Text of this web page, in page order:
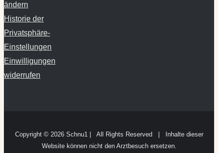
ändern
Historie der
Privatsphäre-
Einstellungen
Einwilligungen
widerrufen
Copyright © 2026 Schnu1 | All Rights Reserved | Inhalte dieser
Website können nicht den Arztbesuch ersetzen.